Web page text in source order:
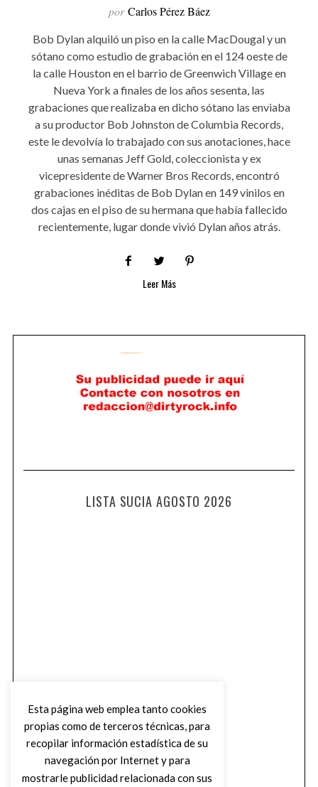
por Carlos Pérez Báez
Bob Dylan alquiló un piso en la calle MacDougal y un
sótano como estudio de grabación en el 124 oeste de
la calle Houston en el barrio de Greenwich Village en
Nueva York a finales de los años sesenta, las
grabaciones que realizaba en dicho sótano las enviaba
a su productor Bob Johnston de Columbia Records,
este le devolvía lo trabajado con sus anotaciones, hace
unas semanas Jeff Gold, coleccionista y ex
vicepresidente de Warner Bros Records, encontró
grabaciones inéditas de Bob Dylan en 149 vinilos en
dos cajas en el piso de su hermana que había fallecido
recientemente, lugar donde vivió Dylan años atrás.
Leer Más
LISTA SUCIA AGOSTO 2026
Esta página web emplea tanto cookies
propias como de terceros técnicas, para
recopilar información estadística de su
navegación por Internet y para
mostrarle publicidad relacionada con sus